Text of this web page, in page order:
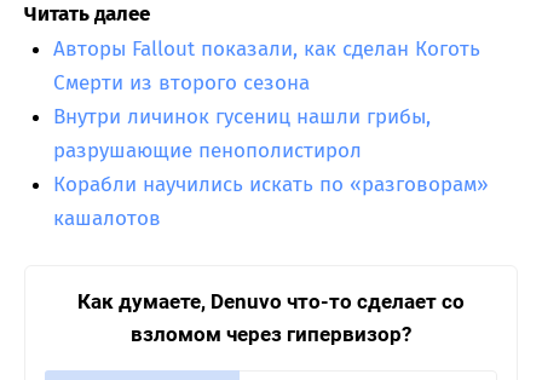
Читать далее
Авторы Fallout показали, как сделан Коготь
Смерти из второго сезона
Внутри личинок гусениц нашли грибы,
разрушающие пенополистирол
Корабли научились искать по «разговорам»
кашалотов
Как думаете, Denuvo что-то сделает со
взломом через гипервизор?